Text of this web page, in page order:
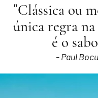
"Clássica ou
única regra
é o
- Paul